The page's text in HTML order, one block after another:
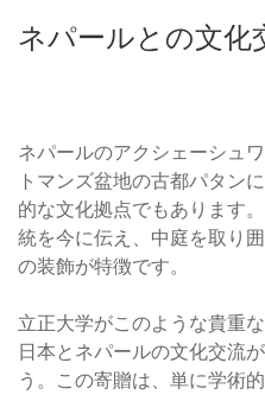
ネパールとの文化
ネパールのアクシェーシュ
トマンズ盆地の古都パタン
的な文化拠点でもあります
統を今に伝え、中庭を取り
の装飾が特徴です。
立正大学がこのような貴重
日本とネパールの文化交流
う。この寄贈は、単に学術